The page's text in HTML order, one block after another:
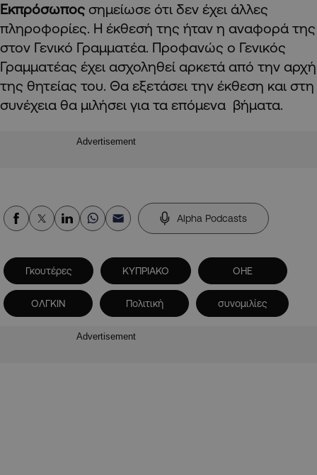
Εκπρόσωπος σημείωσε ότι δεν έχει άλλες
πληροφορίες. Η έκθεσή της ήταν η αναφορά της
στον Γενικό Γραμματέα. Προφανώς ο Γενικός
Γραμματέας έχει ασχοληθεί αρκετά από την αρχή
της θητείας του. Θα εξετάσει την έκθεση και στη
συνέχεια θα μιλήσει για τα επόμενα βήματα.
Advertisement
Alpha Podcasts
Γκουτέρες ΚΥΠΡΙΑΚΟ ΟΗΕ
ΟΛΓΚΙΝ Πολιτική συνομιλίες
Advertisement